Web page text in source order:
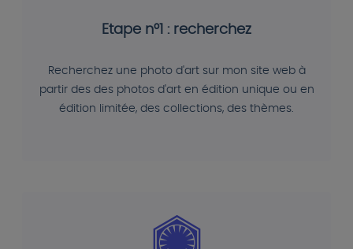
Etape n°1 : recherchez
Recherchez une photo d'art sur mon site web à
partir des des photos d'art en édition unique ou en
édition limitée, des collections, des thèmes.